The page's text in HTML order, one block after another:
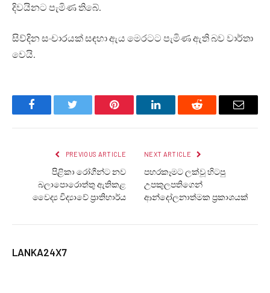
දිවයිනට පැමිණ තිබේ.
සිව්දින සංචාරයක් සඳහා ඇය මෙරටට පැමිණ ඇති බව වාර්තා
වෙයි.
FacebookTwitter Pinterest LinkedInReddit Email
PREVIOUS ARTICLE
පිළිකා රෝගීන්ට නව
බලාපොරොත්තු ඇතිකළ
වෛද්‍ය විද්‍යාවේ ප්‍රාතිහාර්ය
NEXT ARTICLE
පහරකෑමට ලක්වූ හිටපු
උපකුලපතිගෙන්
ආන්දෝලනාත්මක ප්‍රකාශයක්
LANKA24X7